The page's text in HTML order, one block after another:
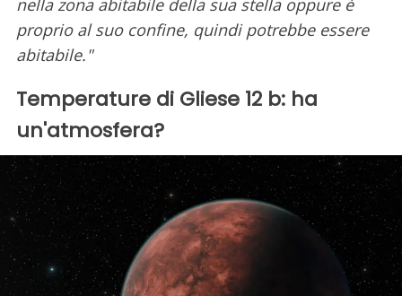
proprio al suo confine, quindi potrebbe essere
abitabile."
Temperature di Gliese 12 b: ha
un'atmosfera?